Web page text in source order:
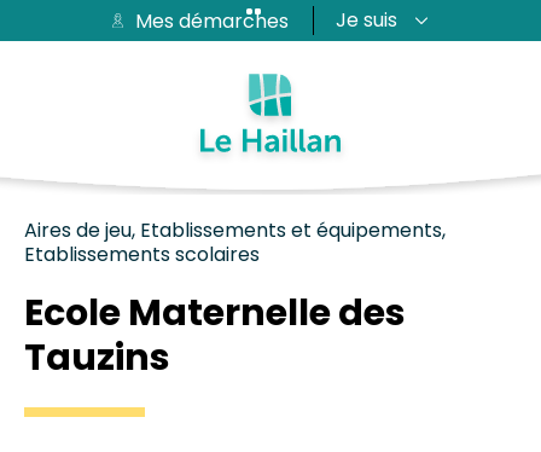
Aide et accessibilité
Passer au menu
Passer au contenuMes démarches Je suis
Aires de jeu, Etablissements et équipements,
Etablissements scolaires
Ecole Maternelle des
Tauzins